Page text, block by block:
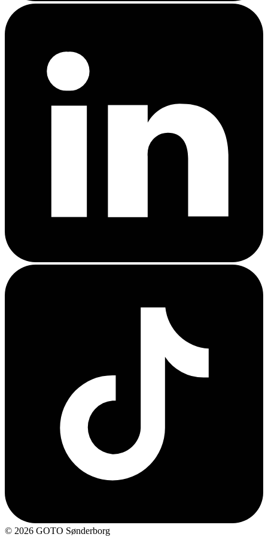
© 2026 GOTO Sønderborg